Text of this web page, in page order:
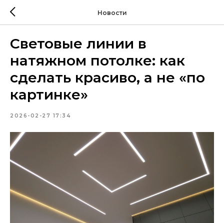
Новости
Световые линии в
натяжном потолке: как
сделать красиво, а не «по
картинке»
2026-02-27 17:34